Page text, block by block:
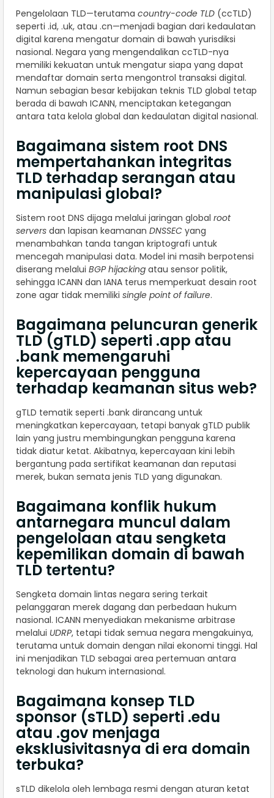
Pengelolaan TLD—terutama country-code TLD (ccTLD)
seperti .id, .uk, atau .cn—menjadi bagian dari kedaulatan
digital karena mengatur domain di bawah yurisdiksi
nasional. Negara yang mengendalikan ccTLD-nya
memiliki kekuatan untuk mengatur siapa yang dapat
mendaftar domain serta mengontrol transaksi digital.
Namun sebagian besar kebijakan teknis TLD global tetap
berada di bawah ICANN, menciptakan ketegangan
antara tata kelola global dan kedaulatan digital nasional.
Bagaimana sistem root DNS
mempertahankan integritas
TLD terhadap serangan atau
manipulasi global?
Sistem root DNS dijaga melalui jaringan global root
servers dan lapisan keamanan DNSSEC yang
menambahkan tanda tangan kriptografi untuk
mencegah manipulasi data. Model ini masih berpotensi
diserang melalui BGP hijacking atau sensor politik,
sehingga ICANN dan IANA terus memperkuat desain root
zone agar tidak memiliki single point of failure.
Bagaimana peluncuran generik
TLD (gTLD) seperti .app atau
.bank memengaruhi
kepercayaan pengguna
terhadap keamanan situs web?
gTLD tematik seperti .bank dirancang untuk
meningkatkan kepercayaan, tetapi banyak gTLD publik
lain yang justru membingungkan pengguna karena
tidak diatur ketat. Akibatnya, kepercayaan kini lebih
bergantung pada sertifikat keamanan dan reputasi
merek, bukan semata jenis TLD yang digunakan.
Bagaimana konflik hukum
antarnegara muncul dalam
pengelolaan atau sengketa
kepemilikan domain di bawah
TLD tertentu?
Sengketa domain lintas negara sering terkait
pelanggaran merek dagang dan perbedaan hukum
nasional. ICANN menyediakan mekanisme arbitrase
melalui UDRP, tetapi tidak semua negara mengakuinya,
terutama untuk domain dengan nilai ekonomi tinggi. Hal
ini menjadikan TLD sebagai area pertemuan antara
teknologi dan hukum internasional.
Bagaimana konsep TLD
sponsor (sTLD) seperti .edu
atau .gov menjaga
eksklusivitasnya di era domain
terbuka?
sTLD dikelola oleh lembaga resmi dengan aturan ketat